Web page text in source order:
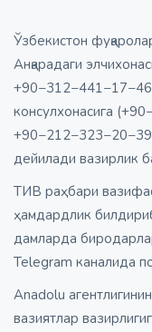
Ўзбекистон
Анқарадаги
консулхонасига
дейилади вазирлик
ТИВ раҳбари
ҳамдардлик
дамларда
Telegram каналида
Anadolu
вазиятлар